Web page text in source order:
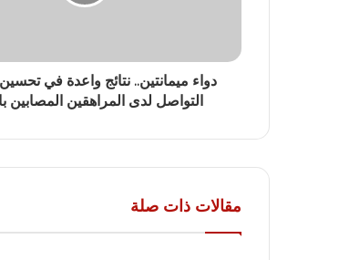
دواء ميمانتين.. نتائج واعدة في
التواصل لدى المراهقين المصابين
مقالات ذات صلة